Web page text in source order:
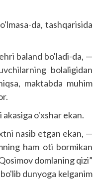
da, tashqarisida
baland bo'ladi-da, —
bolaligidan
maktabda muhim
o'xshar ekan.
nasib etgan ekan, —
ham oti bormikan
domlaning qizi”
dunyoga kelganim